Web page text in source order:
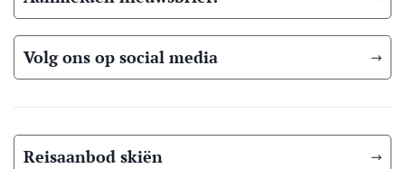
Volg ons op social media
Reisaanbod skiën